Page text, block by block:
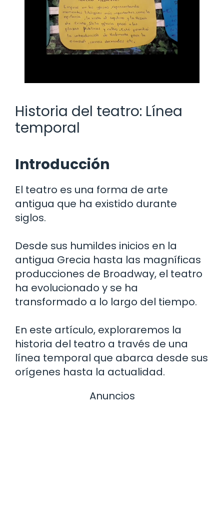
Historia del teatro: Línea
temporal
Introducción
El teatro es una forma de arte
antigua que ha existido durante
siglos.
Desde sus humildes inicios en la
antigua Grecia hasta las magníficas
producciones de Broadway, el teatro
ha evolucionado y se ha
transformado a lo largo del tiempo.
En este artículo, exploraremos la
historia del teatro a través de una
línea temporal que abarca desde sus
orígenes hasta la actualidad.
Anuncios